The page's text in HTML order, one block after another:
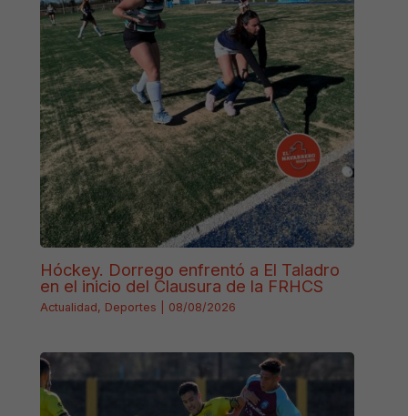
Hóckey. Dorrego enfrentó a El Taladro
en el inicio del Clausura de la FRHCS
Actualidad, Deportes 08/08/2026